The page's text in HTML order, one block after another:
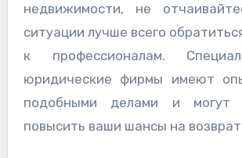
недвижимости, не
ситуации лучше всего
к профессионалам.
юридические фирмы имеют
подобными делами и могут
повысить ваши шансы на возврат